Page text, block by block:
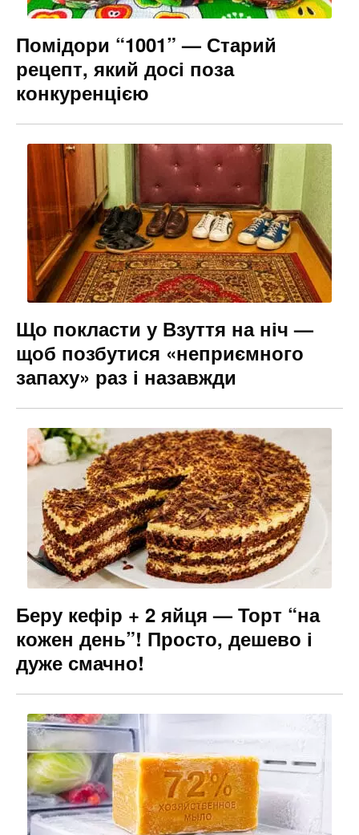
Помідори “1001” — Старий
рецепт, який досі поза
конкуренцією
Що покласти у Взуття на ніч —
щоб позбутися «неприємного
запаху» раз і назавжди
Беру кефір + 2 яйця — Торт “на
кожен день”! Просто, дешево і
дуже смачно!